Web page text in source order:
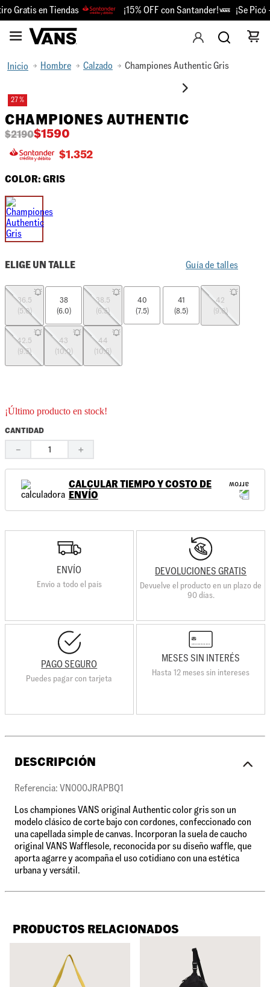
Gratis en Tiendas ¡15% OFF con Santander! ¡Se Picó -
Hombre Calzado Championes Authentic Gris
27 %
CHAMPIONES AUTHENTIC
$1590
$2190
$1.352
COLOR:GRIS
ELIGE UN TALLE Guía de talles
36.5
(5.0)
38
(6.0)
38.5
(6.5)
40
(7.5)
41
(8.5)
42
(9.0)
42.5
(9.5)
43
(10.0)
44
(10.5)
¡Último producto en stock!
CANTIDAD
＋
－
CALCULAR TIEMPO Y COSTO DE
ENVÍO
ENVÍO
Envio a todo el país
DEVOLUCIONES GRATIS
Devuelve el producto en un plazo de
90 días.
PAGO SEGURO
Puedes pagar con tarjeta
MESES SIN INTERÉS
Hasta 12 meses sin intereses
DESCRIPCIÓN
Referencia: VN000JRAPBQ1
Los championes VANS original Authentic color gris son un
modelo clásico de corte bajo con cordones, confeccionado con
una capellada simple de canvas. Incorporan la suela de caucho
original VANS Wafflesole, reconocida por su diseño waffle, que
aporta agarre y acompaña el uso cotidiano con una estética
urbana y versátil.
PRODUCTOS RELACIONADOS